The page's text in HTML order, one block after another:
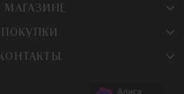
МАГАЗИНЕ
ПОКУПКИ
КОНТАКТЫ